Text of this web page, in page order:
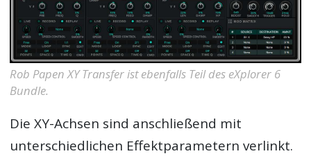
Rob Papen XY Transfer ist ebenfalls Teil des eXplorer 6
Bundle.
Die XY-Achsen sind anschließend mit
unterschiedlichen Effektparametern verlinkt.